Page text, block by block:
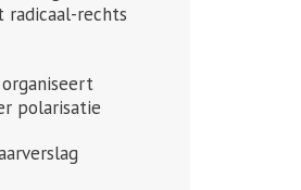
radicaal-rechts
polarisatie